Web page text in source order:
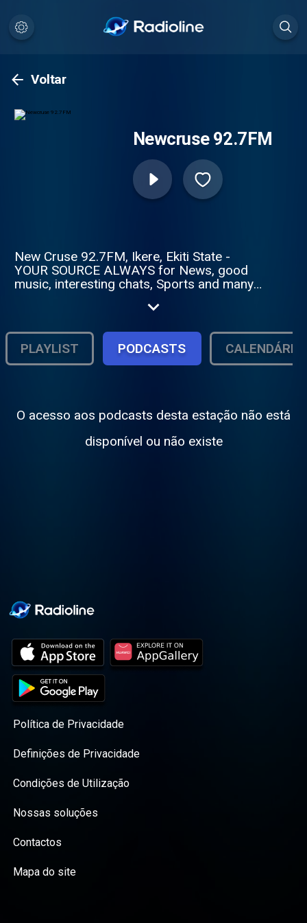
Voltar
Newcruse 92.7FM
New Cruse 92.7FM, Ikere, Ekiti State -
YOUR SOURCE ALWAYS for News, good
music, interesting chats, Sports and many
PLAYLIST PODCASTS CALENDÁRIO
O acesso aos podcasts desta estação não está
disponível ou não existe
Política de Privacidade
Definições de Privacidade
Condições de Utilização
Nossas soluções
Contactos
Mapa do site